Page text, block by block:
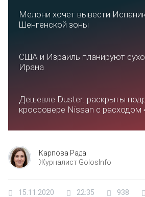
Мелони хочет вывести
Шенгенской зоны
США и Израиль планируют
Ирана
Дешевле Duster: раскрыты
кроссовере Nissan с расходом
Карпова Рада
Журналист GolosInfo
15.11.2020 22:35 938